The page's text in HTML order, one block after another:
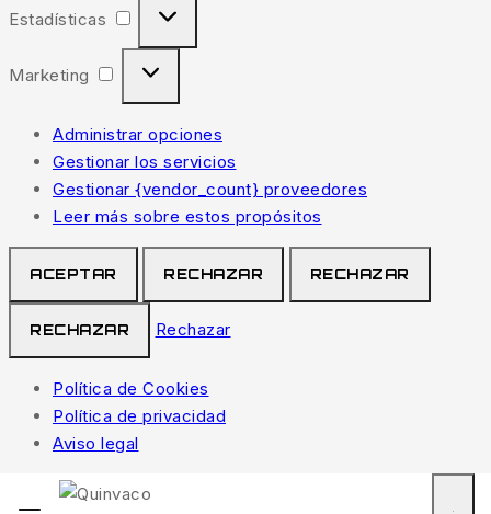
Estadísticas
Marketing
Administrar opciones
Gestionar los servicios
Gestionar {vendor_count} proveedores
Leer más sobre estos propósitos
ACEPTAR RECHAZAR RECHAZAR
RECHAZAR Rechazar
Política de Cookies
Política de privacidad
Aviso legal